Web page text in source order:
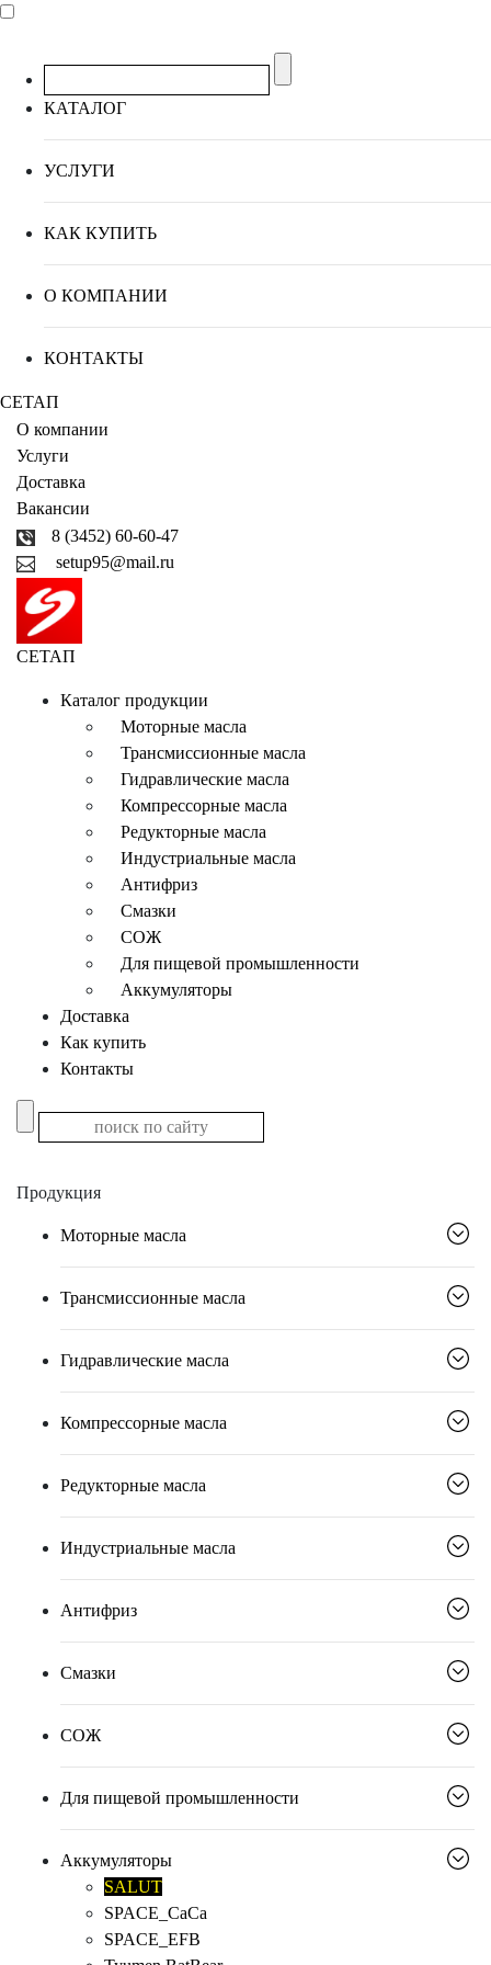
КАТАЛОГ
УСЛУГИ
КАК КУПИТЬ
О КОМПАНИИ
КОНТАКТЫ
СЕТАП
О компании
Услуги
Доставка
Вакансии
8 (3452) 60-60-47
setup95@mail.ru
СЕТАП
Каталог продукции
Моторные масла
Трансмиссионные масла
Гидравлические масла
Компрессорные масла
Редукторные масла
Индустриальные масла
Антифриз
Смазки
СОЖ
Для пищевой промышленности
Аккумуляторы
Доставка
Как купить
Контакты
Продукция
Моторные масла
Трансмиссионные масла
Гидравлические масла
Компрессорные масла
Редукторные масла
Индустриальные масла
Антифриз
Смазки
СОЖ
Для пищевой промышленности
Аккумуляторы
SALUT
SPACE_CaCa
SPACE_EFB